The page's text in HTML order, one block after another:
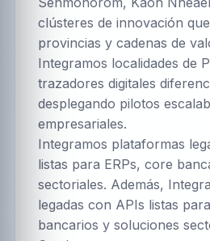
clústeres de innovación
provincias y cadenas de
Integramos localidades de
trazadores digitales
desplegando pilotos
empresariales.
Integramos plataformas
listas para ERPs, core
sectoriales. Además,
legadas con APIs listas
bancarios y soluciones